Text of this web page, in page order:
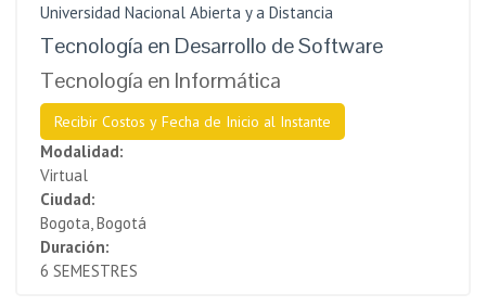
Universidad Nacional Abierta y a Distancia
Tecnología en Desarrollo de Software
Tecnología en Informática
Recibir Costos y Fecha de Inicio al Instante
Modalidad:
Virtual
Ciudad:
Bogota, Bogotá
Duración:
6 SEMESTRES